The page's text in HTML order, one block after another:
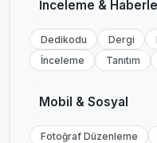
İnceleme &
Dedikodu Dergi
İnceleme
Tanıtım
Mobil & Sosyal
Fotoğraf Düzenleme